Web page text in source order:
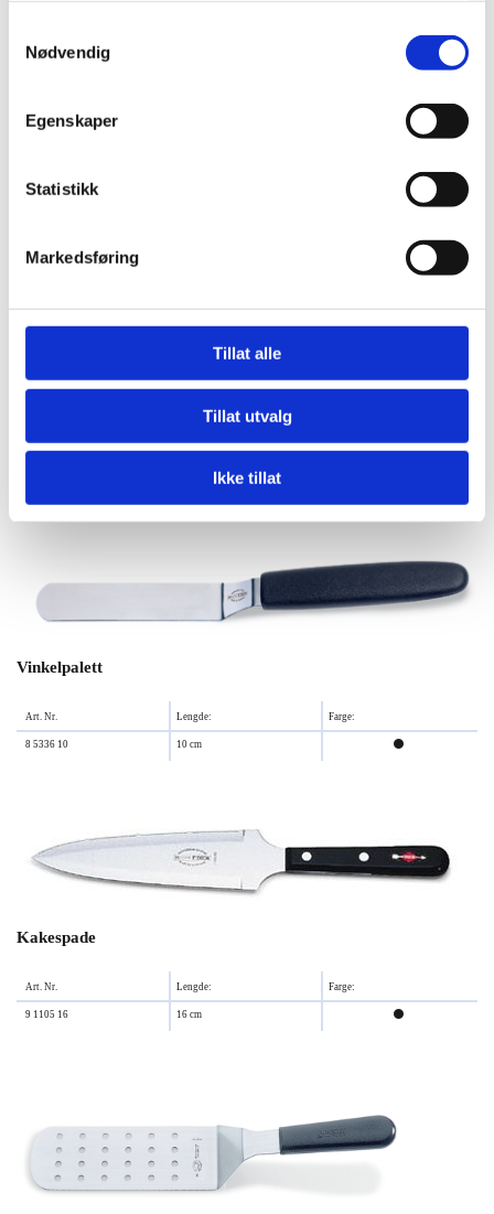
Nødvendig
Egenskaper
Statistikk
Markedsføring
Tillat alle
Tillat utvalg
Ikke tillat
Palett
Art. Nr. Lengde: Farge:
Vinkelpalett
Art. Nr. Lengde: Farge:
8 5336 10 10 cm 
Kakespade
Art. Nr. Lengde: Farge:
9 1105 16 16 cm 